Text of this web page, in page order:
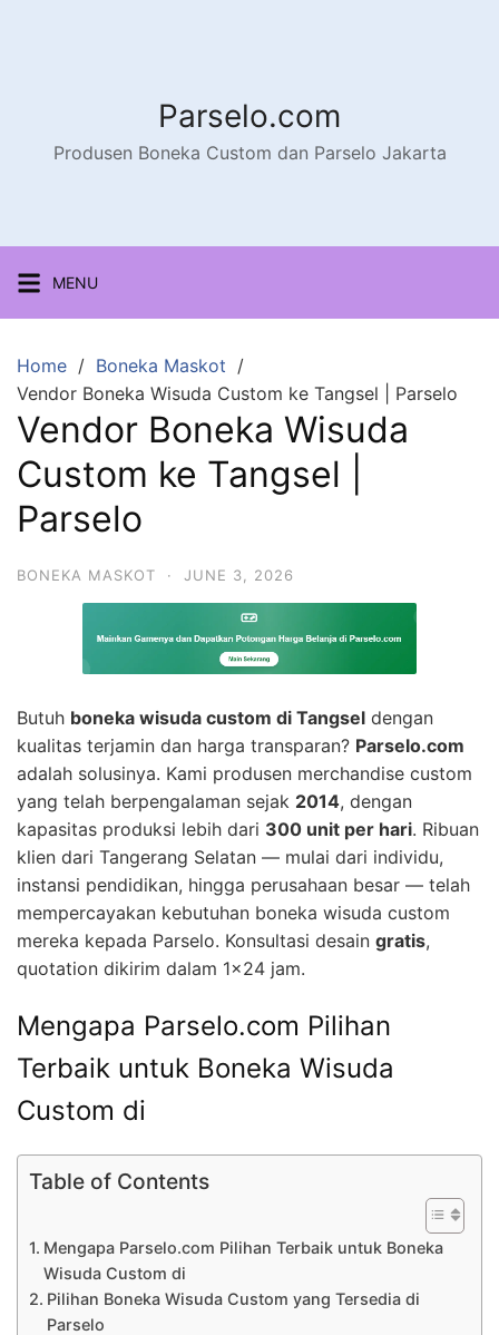
Parselo.com
Produsen Boneka Custom dan Parselo Jakarta
MENU
Home
Boneka Maskot
Vendor Boneka Wisuda Custom ke Tangsel | Parselo
Vendor Boneka Wisuda
Custom ke Tangsel |
Parselo
BONEKA MASKOT · JUNE 3, 2026
Butuh boneka wisuda custom di Tangsel dengan
kualitas terjamin dan harga transparan? Parselo.com
adalah solusinya. Kami produsen merchandise custom
yang telah berpengalaman sejak 2014, dengan
kapasitas produksi lebih dari 300 unit per hari. Ribuan
klien dari Tangerang Selatan — mulai dari individu,
instansi pendidikan, hingga perusahaan besar — telah
mempercayakan kebutuhan boneka wisuda custom
mereka kepada Parselo. Konsultasi desain gratis,
quotation dikirim dalam 1×24 jam.
Mengapa Parselo.com Pilihan
Terbaik untuk Boneka Wisuda
Custom di
Table of Contents
Mengapa Parselo.com Pilihan Terbaik untuk Boneka
Wisuda Custom di
Pilihan Boneka Wisuda Custom yang Tersedia di
Parselo